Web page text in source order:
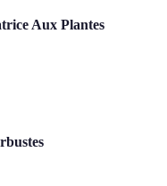
Aux Plantes